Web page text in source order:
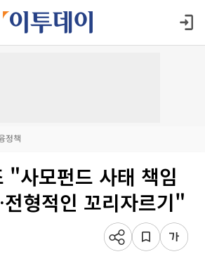
정책
"사모펀드 사태 책임
형적인 꼬리자르기"